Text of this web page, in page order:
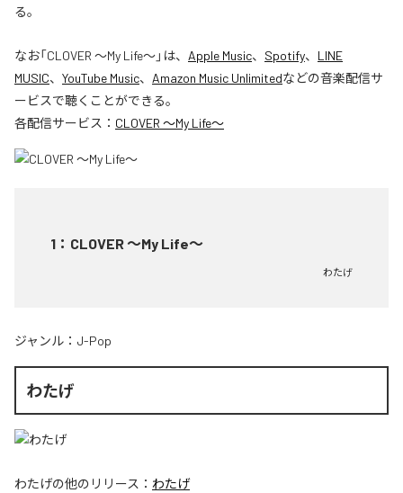
る。
なお「CLOVER ～My Life～」は、 Apple Music、 Spotify、 LINE
MUSIC、 YouTube Music、 Amazon Music Unlimitedなどの音楽配信サ
ービスで聴くことができる。
各配信サービス： CLOVER ～My Life～
1 ： CLOVER ～My Life～
わたげ
ジャンル： J-Pop
わたげ
わたげの他のリリース： わたげ